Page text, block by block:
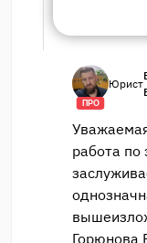
ПРО
Юрист
работа по
Горюнова